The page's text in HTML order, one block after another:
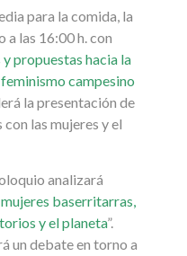
para la comida, la
a las 16:00 h. con
y propuestas hacia la
campesino
la presentación de
las mujeres y el
analizará
baserritarras,
y el planeta”.
un debate en torno a